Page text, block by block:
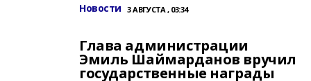
Новости 3 АВГУСТА , 03:34
Глава администрации
Эмиль Шаймарданов вручил
государственные награды